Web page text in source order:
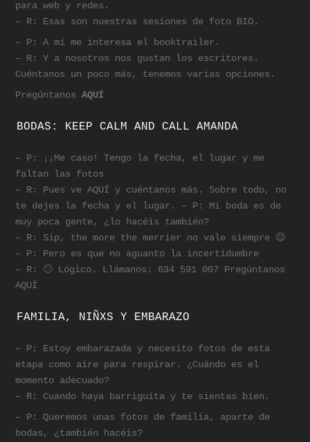
para web y redes.
– R: Esas son nuestras sesiones de foto BIO.
– P: A mí me interesa el booktrailer.
– R: Y a nosotros nos gustan los escritores.
Cuéntanos un poco más, tenemos varias opciones.
PregúntanosAQUÍ
BODAS: KEEP CALM AND CALL AMANDA
– P: ¡¡Me caso! Tengo la fecha, el lugar y me
faltan las fotos
– R: Pues ve AQUÍ y cuéntanos más. Sobre todo, no
te dejes la fecha y el lugar. – P: Mi boda es de
muy poca gente, ¿lo hacéis también?
– R: Sip, the more the merrier no vale siempre 😉
– P: Pero es que no aguanto la incertidumbre
– R: 🙂 Lógico. Llámanos: 634 591 007 Pregúntanos
AQUÍ
FAMILIA, NIÑXS Y EMBARAZO
– P: Estoy embarazada y necesito fotos de esta
etapa como aire para respirar. ¿Cuándo es el
momento adecuado?
– R: Cuando haya barriguita y te sientas bien.
– P: Queremos unas fotos de familia, aparte de
bodas, ¿también hacéis?